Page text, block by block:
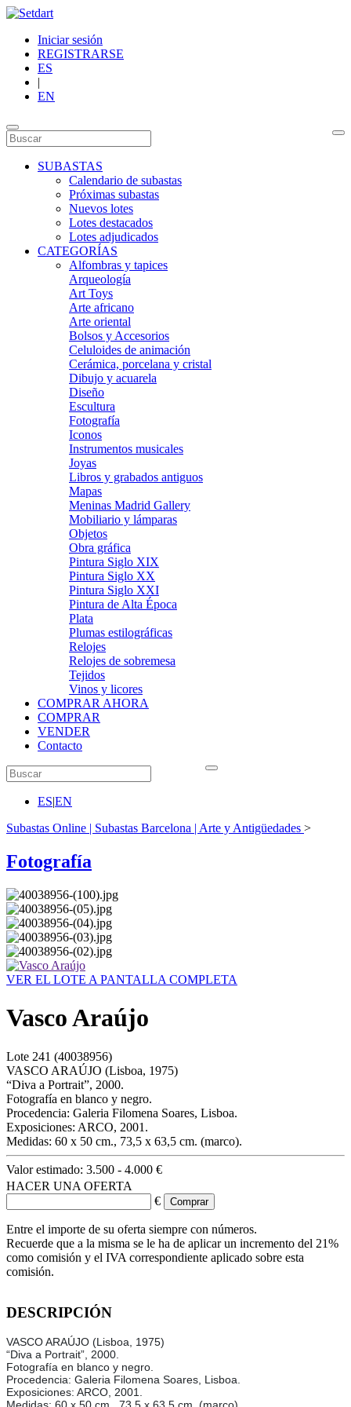
Iniciar sesión
REGISTRARSE
ES
|
EN
SUBASTAS
Calendario de subastas
Próximas subastas
Nuevos lotes
Lotes destacados
Lotes adjudicados
CATEGORÍAS
Alfombras y tapices
Arqueología
Art Toys
Arte africano
Arte oriental
Bolsos y Accesorios
Celuloides de animación
Cerámica, porcelana y cristal
Dibujo y acuarela
Diseño
Escultura
Fotografía
Iconos
Instrumentos musicales
Joyas
Libros y grabados antiguos
Mapas
Meninas Madrid Gallery
Mobiliario y lámparas
Objetos
Obra gráfica
Pintura Siglo XIX
Pintura Siglo XX
Pintura Siglo XXI
Pintura de Alta Época
Plata
Plumas estilográficas
Relojes
Relojes de sobremesa
Tejidos
Vinos y licores
COMPRAR AHORA
COMPRAR
VENDER
Contacto
ES|EN
Subastas Online | Subastas Barcelona | Arte y Antigüedades >
Fotografía
VER EL LOTE A PANTALLA COMPLETA
Vasco Araújo
Lote 241 (40038956)
VASCO ARAÚJO (Lisboa, 1975)
“Diva a Portrait”, 2000.
Fotografía en blanco y negro.
Procedencia: Galeria Filomena Soares, Lisboa.
Exposiciones: ARCO, 2001.
Medidas: 60 x 50 cm., 73,5 x 63,5 cm. (marco).
Valor estimado: 3.500 - 4.000 €
HACER UNA OFERTA
€
Entre el importe de su oferta siempre con números.
Recuerde que a la misma se le ha de aplicar un incremento del 21%
como comisión y el IVA correspondiente aplicado sobre esta
comisión.
DESCRIPCIÓN
VASCO ARAÚJO (Lisboa, 1975)
“Diva a Portrait”, 2000.
Fotografía en blanco y negro.
Procedencia: Galeria Filomena Soares, Lisboa.
Exposiciones: ARCO, 2001.